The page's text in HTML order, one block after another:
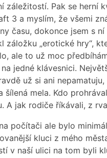
záležitostí. Pak se herní
3 a myslím, že všemi
času, dokonce jsem s
záložku „erotické hry“,
ale to už moc
jedné klávesnici.
už si ani
šílená mela. Kdo
A jak rodiče říkávali, z
počítači ale bylo
kluci z mého
v naší ulici na tom byli